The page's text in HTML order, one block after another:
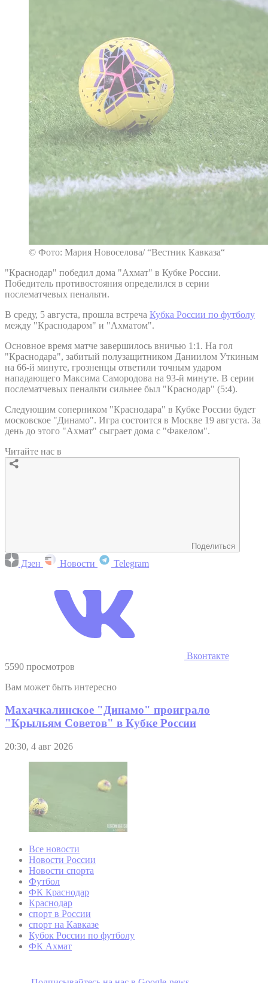
© Фото: Мария Новоселова/ “Вестник Кавказа“
"Краснодар" победил дома "Ахмат" в Кубке России.
Победитель противостояния определился в серии
послематчевых пенальти.
В среду, 5 августа, прошла встреча Кубка России по футболу
между "Краснодаром" и "Ахматом".
Основное время матче завершилось вничью 1:1. На гол
"Краснодара", забитый полузащитником Даниилом Уткиным
на 66-й минуте, грозненцы ответили точным ударом
нападающего Максима Самородова на 93-й минуте. В серии
послематчевых пенальти сильнее был "Краснодар" (5:4).
Следующим соперником "Краснодара" в Кубке России будет
московское "Динамо". Игра состоится в Москве 19 августа. За
день до этого "Ахмат" сыграет дома с "Факелом".
Читайте нас в
Поделиться
Дзен Новости Telegram
Вконтакте
5590 просмотров
Вам может быть интересно
Махачкалинское "Динамо" проиграло
"Крыльям Советов" в Кубке России
20:30, 4 авг 2026
Все новости
Новости России
Новости спорта
Футбол
ФК Краснодар
Краснодар
спорт в России
спорт на Кавказе
Кубок России по футболу
ФК Ахмат